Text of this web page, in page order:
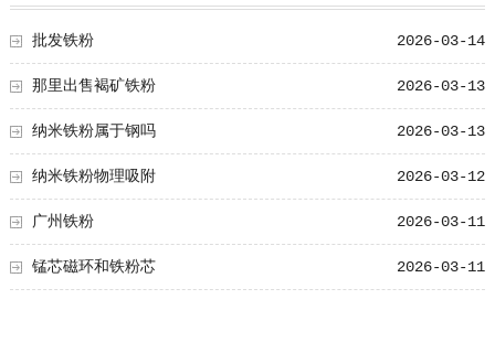
2026-03-14
批发铁粉
2026-03-13
那里出售褐矿铁粉
2026-03-13
纳米铁粉属于钢吗
2026-03-12
纳米铁粉物理吸附
2026-03-11
广州铁粉
2026-03-11
锰芯磁环和铁粉芯